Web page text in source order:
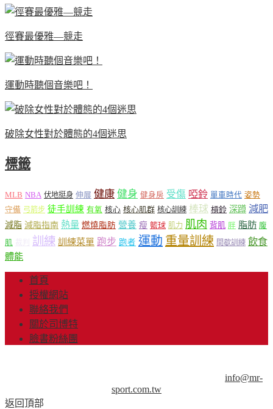
徑賽最優雅—競走
運動時聽個音樂吧！
破除女性對於體態的4個迷思
標籤
MLB NBA 伏地挺身 伸展 健康 健身 健身房 受傷 啞鈴 單車時代 姿勢
守備 弓箭步 徒手訓練 有氧 核心 核心肌群 核心訓練 棒球 槓鈴 深蹲 減肥
減脂 減脂指南 熱量 燃燒脂肪 營養 瘦 籃球 肌力 肌肉 背肌 胖 脂肪 腹
肌
訓練 訓練菜單 跑步 跑者 運動 重量訓練 間歇訓練 飲食
體能
首頁
授權網站
聯絡我們
關於司博特
臉書粉絲團
info@mr-
sport.com.tw
返回頂部